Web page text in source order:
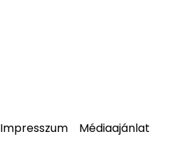
Impresszum Médiaajánlat